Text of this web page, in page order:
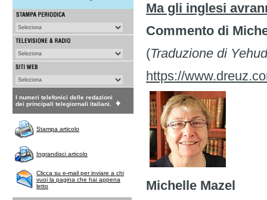
I numeri telefonici delle redazioni
dei principali telegiornali italiani.
Stampa articolo
Ingrandisci articolo
Clicca su e-mail per inviare a chi
vuoi la pagina che hai appena
letto
Ma gli inglesi
Commento di
(Traduzione di
https://
Michelle Mazel